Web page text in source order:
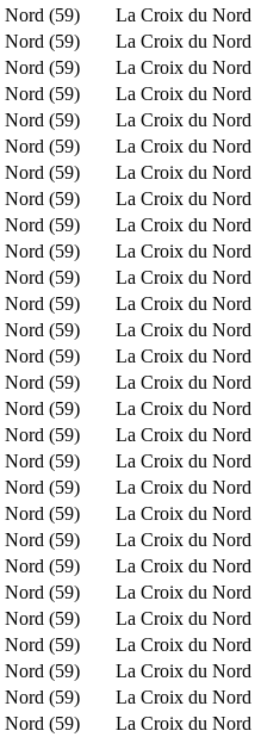
Nord (59) La Croix du Nord
Nord (59) La Croix du Nord
Nord (59) La Croix du Nord
Nord (59) La Croix du Nord
Nord (59) La Croix du Nord
Nord (59) La Croix du Nord
Nord (59) La Croix du Nord
Nord (59) La Croix du Nord
Nord (59) La Croix du Nord
Nord (59) La Croix du Nord
Nord (59) La Croix du Nord
Nord (59) La Croix du Nord
Nord (59) La Croix du Nord
Nord (59) La Croix du Nord
Nord (59) La Croix du Nord
Nord (59) La Croix du Nord
Nord (59) La Croix du Nord
Nord (59) La Croix du Nord
Nord (59) La Croix du Nord
Nord (59) La Croix du Nord
Nord (59) La Croix du Nord
Nord (59) La Croix du Nord
Nord (59) La Croix du Nord
Nord (59) La Croix du Nord
Nord (59) La Croix du Nord
Nord (59) La Croix du Nord
Nord (59) La Croix du Nord
Nord (59) La Croix du Nord